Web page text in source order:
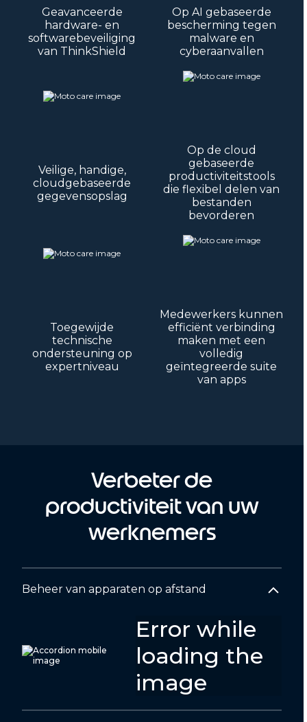
Geavanceerde
hardware- en
softwarebeveiliging
van ThinkShield
Op AI gebaseerde
bescherming tegen
malware en
cyberaanvallen
Veilige, handige,
cloudgebaseerde
gegevensopslag
Op de cloud
gebaseerde
productiviteitstools
die flexibel delen van
bestanden
bevorderen
Toegewijde
technische
ondersteuning op
expertniveau
Medewerkers kunnen
efficiënt verbinding
maken met een
volledig
geïntegreerde suite
van apps
Verbeter de
productiviteit van uw
werknemers
Beheer van apparaten op afstand